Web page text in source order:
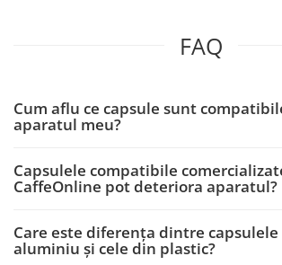
FAQ
Cum aflu ce capsule sunt
aparatul meu?
Capsulele compatibile
CaffeOnline pot deteriora aparatul?
Care este diferența dintre capsulele
aluminiu și cele din plastic?